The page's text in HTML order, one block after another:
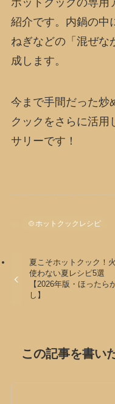
ホットクックの専用
紹介です。内鍋の中
ねぎなどの「混ぜな
成します。
今まで手間だった炒
クックをさらに活用
サリーです！
🍲ホットクックレシピ
夏こそホットクック！
使わない夏レシピ5選
【2026年版・ほったら
し】
この記事を書い